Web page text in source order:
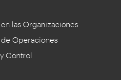
las Organizaciones
Operaciones
Control